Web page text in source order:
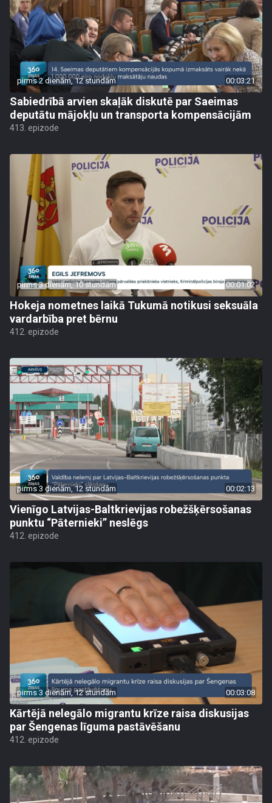
pirms 2 dienām, 12 stundām 00:03:21
Sabiedrībā arvien skaļāk diskutē par Saeimas
deputātu mājokļu un transporta kompensācijām
413. epizode
pirms 3 dienām, 10 stundām 00:01:02
Hokeja nometnes laikā Tukumā notikusi seksuāla
vardarbība pret bērnu
412. epizode
pirms 3 dienām, 12 stundām 00:02:13
Vienīgo Latvijas-Baltkrievijas robežšķērsošanas
punktu “Pāternieki” neslēgs
412. epizode
pirms 3 dienām, 12 stundām 00:03:08
Kārtējā nelegālo migrantu krīze raisa diskusijas
par Šengenas līguma pastāvēšanu
412. epizode